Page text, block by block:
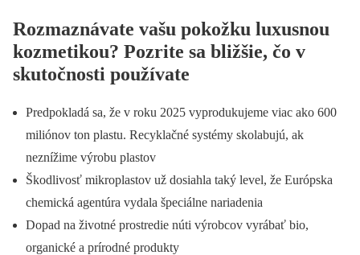
Rozmaznávate vašu pokožku luxusnou
kozmetikou? Pozrite sa bližšie, čo v
skutočnosti používate
Predpokladá sa, že v roku 2025 vyprodukujeme viac ako 600
miliónov ton plastu. Recyklačné systémy skolabujú, ak
neznížime výrobu plastov
Škodlivosť mikroplastov už dosiahla taký level, že Európska
chemická agentúra vydala špeciálne nariadenia
Dopad na životné prostredie núti výrobcov vyrábať bio,
organické a prírodné produkty